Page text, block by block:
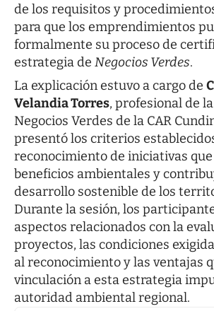
de los requisitos y
para que los emprendimientos
formalmente su proceso de
estrategia de Negocios Verdes.
La explicación estuvo a cargo de
Velandia Torres, profesional de
Negocios Verdes de la CAR
presentó los criterios
reconocimiento de iniciativas
beneficios ambientales y
desarrollo sostenible de los
Durante la sesión, los
aspectos relacionados con la
proyectos, las condiciones
al reconocimiento y las ventajas
vinculación a esta estrategia
autoridad ambiental regional.